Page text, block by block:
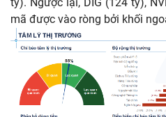
mã được vào ròng bởi khối